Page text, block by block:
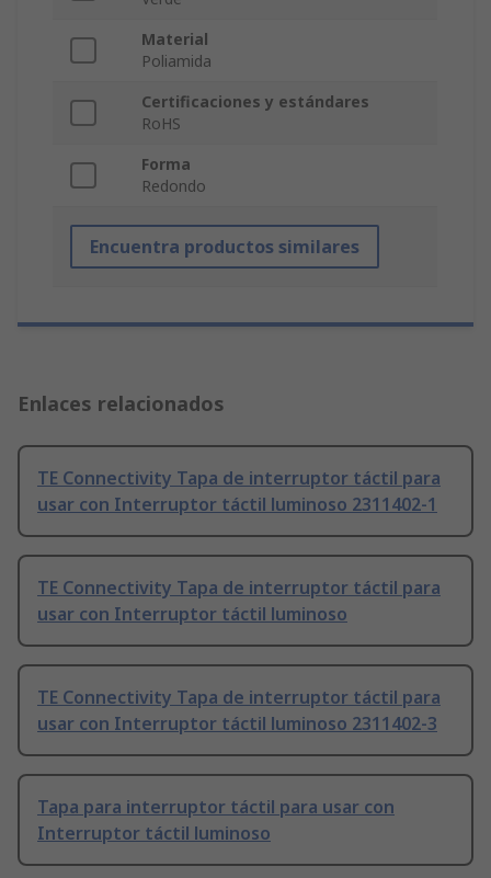
Material
Poliamida
Certificaciones y estándares
RoHS
Forma
Redondo
Encuentra productos similares
Enlaces relacionados
TE Connectivity Tapa de interruptor táctil para
usar con Interruptor táctil luminoso 2311402-1
TE Connectivity Tapa de interruptor táctil para
usar con Interruptor táctil luminoso
TE Connectivity Tapa de interruptor táctil para
usar con Interruptor táctil luminoso 2311402-3
Tapa para interruptor táctil para usar con
Interruptor táctil luminoso